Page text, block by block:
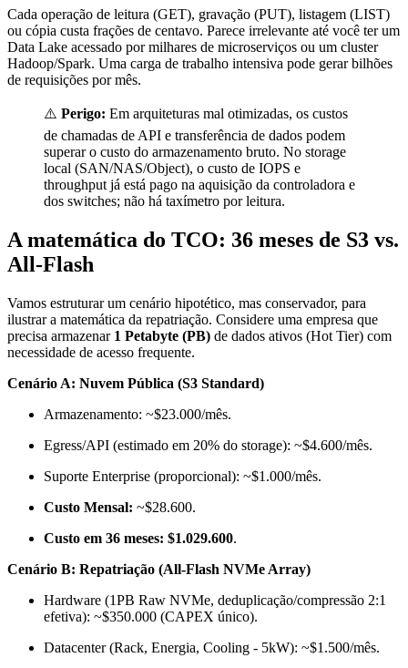
Cada operação de leitura (GET), gravação (PUT), listagem (LIST)
ou cópia custa frações de centavo. Parece irrelevante até você ter um
Data Lake acessado por milhares de microserviços ou um cluster
Hadoop/Spark. Uma carga de trabalho intensiva pode gerar bilhões
de requisições por mês.
⚠️ Perigo: Em arquiteturas mal otimizadas, os custos
de chamadas de API e transferência de dados podem
superar o custo do armazenamento bruto. No storage
local (SAN/NAS/Object), o custo de IOPS e
throughput já está pago na aquisição da controladora e
dos switches; não há taxímetro por leitura.
A matemática do TCO: 36 meses de S3 vs.
All-Flash
Vamos estruturar um cenário hipotético, mas conservador, para
ilustrar a matemática da repatriação. Considere uma empresa que
precisa armazenar 1 Petabyte (PB) de dados ativos (Hot Tier) com
necessidade de acesso frequente.
Cenário A: Nuvem Pública (S3 Standard)
Armazenamento: ~$23.000/mês.
Egress/API (estimado em 20% do storage): ~$4.600/mês.
Suporte Enterprise (proporcional): ~$1.000/mês.
Custo Mensal: ~$28.600.
Custo em 36 meses: $1.029.600.
Cenário B: Repatriação (All-Flash NVMe Array)
Hardware (1PB Raw NVMe, deduplicação/compressão 2:1
efetiva): ~$350.000 (CAPEX único).
Datacenter (Rack, Energia, Cooling - 5kW): ~$1.500/mês.